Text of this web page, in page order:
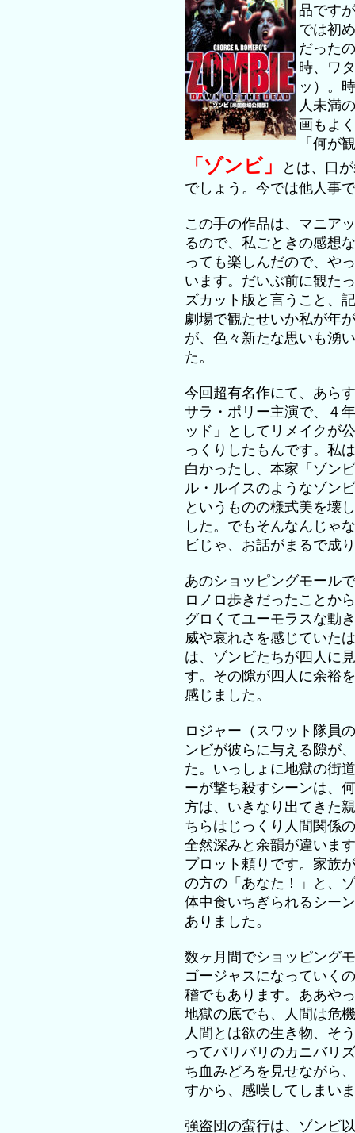
品です
では初
だった
時、ワ
ッ）。
人未満
画もよ
「何が
「ゾンビ」
とは、口
でしょう。今では他人事
この手の作品は、マニア
るので、私ごときの感想
っても楽しんだので、や
います。だいぶ前に観た
ズカット版と言うこと、
劇場で観たせいか私が年
が、色々新たな思いも湧
た。
今回超有名作にて、あら
サラ・ポリー主演で、４
ッド」としてリメイクが
っくりしたもんです。私
白かったし、本家「ゾン
ル・ルイスのようなゾン
というものの様式美を壊
した。でもそんなんじゃ
ビじゃ、お話がまるで成
あのショッピングモール
ロノロ歩きだったことか
グロくてユーモラスな動
威や哀れさを感じていた
は、ゾンビたちが四人に
す。その隙が四人に余裕
感じました。
ロジャー（スワット隊員
ンビが彼らに与える隙が
た。いっしょに地獄の街
ーが撃ち殺すシーンは、
方は、いきなり出てきた
ちらはじっくり人間関係
全然深みと余韻が違いま
プロット頼りです。家族
の方の「あなた！」と、
体中食いちぎられるシー
ありました。
数ヶ月間でショッピング
ゴージャスになっていく
稽でもあります。ああや
地獄の底でも、人間は危
人間とは欲の生き物、そ
ってバリバリのカニバリ
ち血みどろを見せながら
すから、感嘆してしまい
強盗団の蛮行は、ゾンビ